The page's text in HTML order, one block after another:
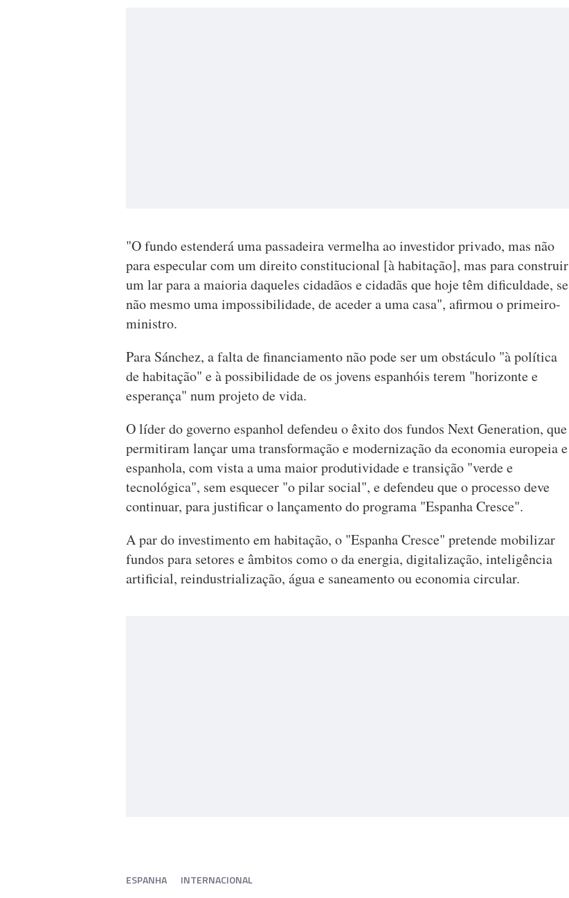
"O fundo estenderá uma passadeira vermelha ao investidor privado, mas não
para especular com um direito constitucional [à habitação], mas para construir
um lar para a maioria daqueles cidadãos e cidadãs que hoje têm dificuldade, se
não mesmo uma impossibilidade, de aceder a uma casa", afirmou o primeiro-
ministro.
Para Sánchez, a falta de financiamento não pode ser um obstáculo "à política
de habitação" e à possibilidade de os jovens espanhóis terem "horizonte e
esperança" num projeto de vida.
O líder do governo espanhol defendeu o êxito dos fundos Next Generation, que
permitiram lançar uma transformação e modernização da economia europeia e
espanhola, com vista a uma maior produtividade e transição "verde e
tecnológica", sem esquecer "o pilar social", e defendeu que o processo deve
continuar, para justificar o lançamento do programa "Espanha Cresce".
A par do investimento em habitação, o "Espanha Cresce" pretende mobilizar
fundos para setores e âmbitos como o da energia, digitalização, inteligência
artificial, reindustrialização, água e saneamento ou economia circular.
ESPANHA INTERNACIONAL